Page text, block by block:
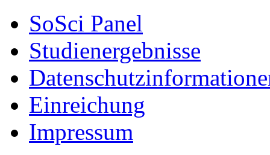
SoSci Panel
Studienergebnisse
Einreichung
Impressum